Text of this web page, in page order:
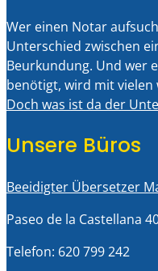
Wer einen Notar
Unterschied zwischen
Beurkundung. Und wer
benötigt, wird mit
Doch was ist da der
Unsere Büros
Beeidigter Übersetzer
Paseo de la Castellana
Telefon: 620 799 242